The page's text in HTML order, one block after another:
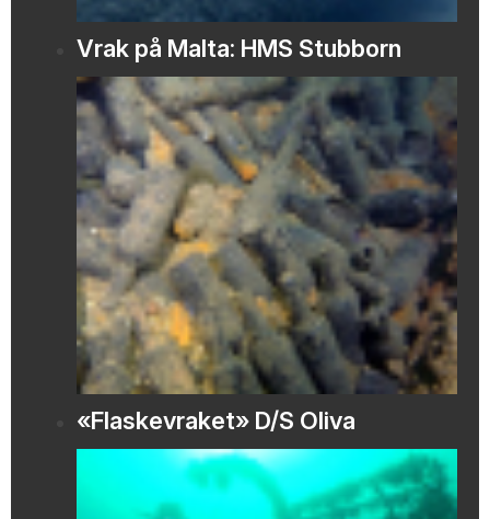
Vrak på Malta: HMS Stubborn
«Flaskevraket» D/S Oliva